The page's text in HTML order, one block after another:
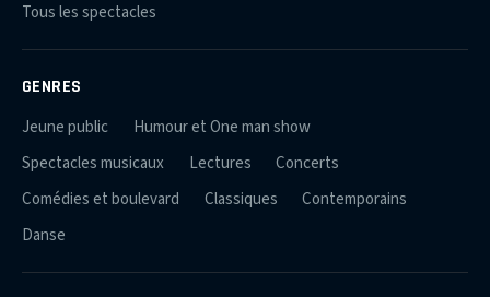
Tous les spectacles
GENRES
Jeune public
Humour et One man show
Spectacles musicaux
Lectures
Concerts
Comédies et boulevard
Classiques
Contemporains
Danse